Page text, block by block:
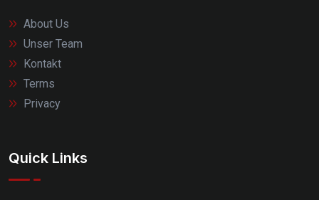
About Us
Unser Team
Kontakt
Terms
Privacy
Quick Links